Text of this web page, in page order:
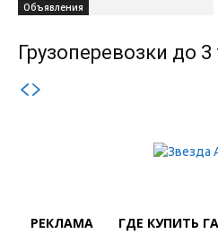
Объявления
Грузоперевозки до 3
РЕКЛАМА ГДЕ КУПИТЬ